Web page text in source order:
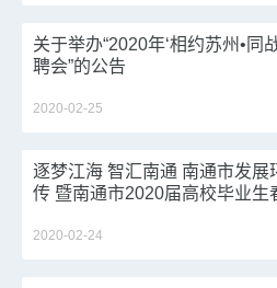
关于举办“2020年‘相约苏州•同
聘会”的公告
2020-02-25
逐梦江海 智汇南通 南通市发展
传 暨南通市2020届高校毕业生
2020-02-24